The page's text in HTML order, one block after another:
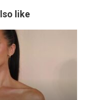
like